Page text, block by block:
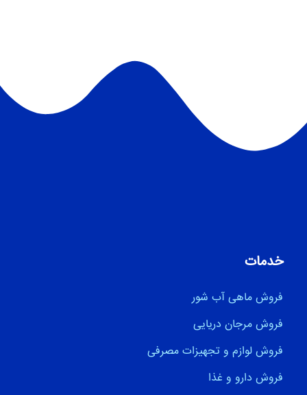
خدمات
فروش ماهی آب شور
فروش مرجان دریایی
فروش لوازم و تجهیزات مصرفی
فروش دارو و غذا